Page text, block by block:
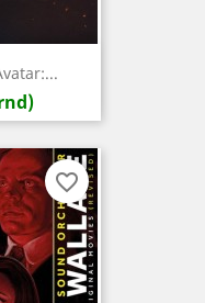
favorite_border